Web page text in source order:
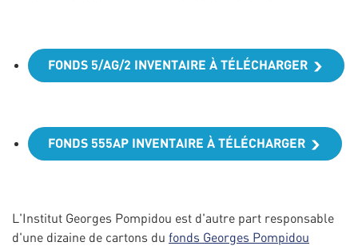
FONDS 5/AG/2 INVENTAIRE À TÉLÉCHARGER
FONDS 555AP INVENTAIRE À TÉLÉCHARGER
L'Institut Georges Pompidou est d'autre part responsable
d'une dizaine de cartons du fonds Georges Pompidou